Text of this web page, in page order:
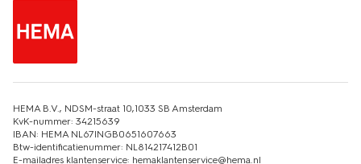
HEMA B.V., NDSM-straat 10,1033 SB Amsterdam
KvK-nummer: 34215639
IBAN: HEMA NL67INGB0651607663
Btw-identificatienummer: NL814217412B01
E-mailadres klantenservice: hemaklantenservice@hema.nl